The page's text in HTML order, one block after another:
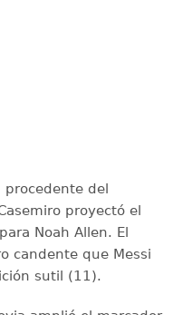
procedente del
proyectó el
Noah Allen. El
candente que Messi
sutil (11).